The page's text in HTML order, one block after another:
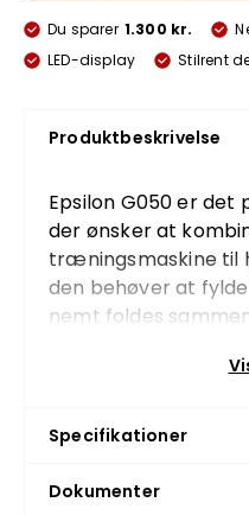
Du sparer 1.300 kr.
LED-display
Stilrent
Produktbeskrivelse
Epsilon G050 er
der ønsker at
træningsmaskine til
den behøver at
nemt foldes
har et stilfuldt
Den er nem at
i brug. Armlænet kan
Specifikationer
Dokumenter